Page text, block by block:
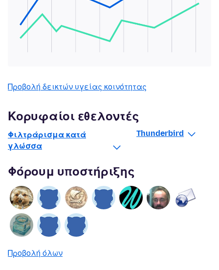
Προβολή δεικτών υγείας κοινότητας
Κορυφαίοι εθελοντές
Φιλτράρισμα κατά
γλώσσα
Thunderbird
Φόρουμ υποστήριξης
Προβολή όλων